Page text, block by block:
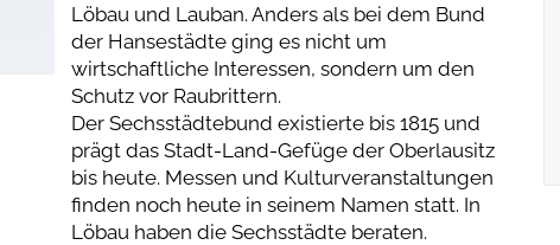
Löbau und Lauban. Anders als bei dem Bund
der Hansestädte ging es nicht um
wirtschaftliche Interessen, sondern um den
Schutz vor Raubrittern.
Der Sechsstädtebund existierte bis 1815 und
prägt das Stadt-Land-Gefüge der Oberlausitz
bis heute. Messen und Kulturveranstaltungen
finden noch heute in seinem Namen statt. In
Löbau haben die Sechsstädte beraten.